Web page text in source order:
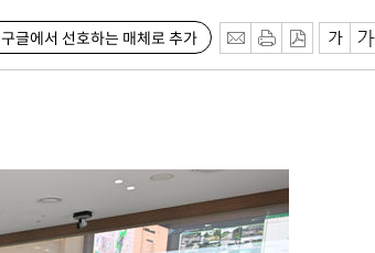
구글에서 선호하는 매체로 추가